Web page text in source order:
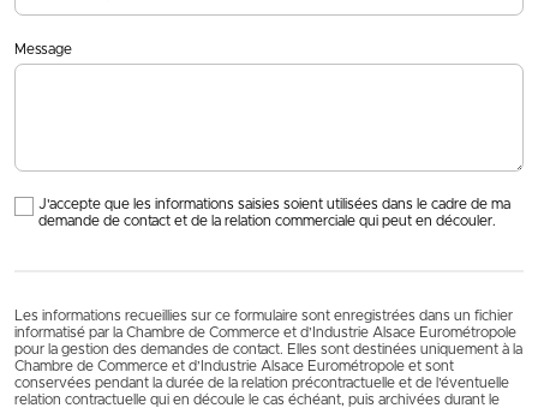
Message
J'accepte que les informations saisies soient utilisées dans le cadre de ma
demande de contact et de la relation commerciale qui peut en découler.
Les informations recueillies sur ce formulaire sont enregistrées dans un fichier
informatisé par la Chambre de Commerce et d’Industrie Alsace Eurométropole
pour la gestion des demandes de contact. Elles sont destinées uniquement à la
Chambre de Commerce et d’Industrie Alsace Eurométropole et sont
conservées pendant la durée de la relation précontractuelle et de l’éventuelle
relation contractuelle qui en découle le cas échéant, puis archivées durant le